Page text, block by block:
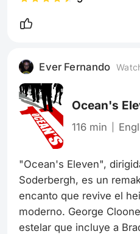
complejidad. Sin
aunque no supera al
de diversión y
Ever Fernando
Ocean's
116 min
"Ocean's Eleven",
Soderbergh, es un
encanto que revive el
moderno. George
estelar que incluye a